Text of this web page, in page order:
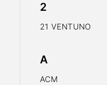
2
21 VENTUNO
A
ACM